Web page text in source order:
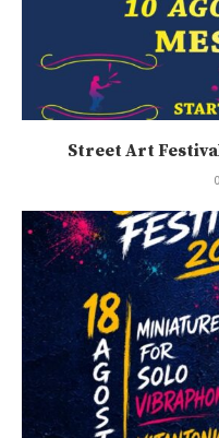
Street Art